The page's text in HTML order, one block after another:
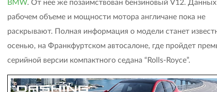
BMW. От нее же позаимствован бензиновый V12.
рабочем объеме и мощности мотора англичане пока не
раскрывают. Полная информация о модели станет
осенью, на Франкфуртском автосалоне, где пройдет
серийной версии компактного седана “Rolls-Royce”.